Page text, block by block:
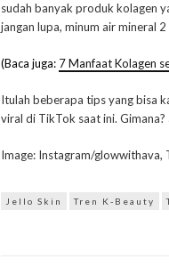
sudah banyak produk kolagen
jangan lupa, minum air mineral
(Baca juga: 7 Manfaat Kolagen
Itulah beberapa tips yang bisa
viral di TikTok saat ini.
Image: Instagram/
Jello Skin Tren K-Beauty